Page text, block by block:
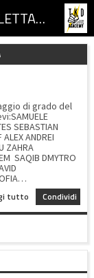
ASSOCIAZIONE SPORTIVA DILETTANTISTICA TKD ACADEMY
di grado del
SEBASTIAN
ANDREI
ZAHRA
SAQIB DMYTRO
tutto Condividi